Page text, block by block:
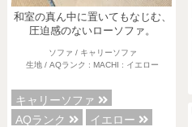
和室の真ん中に置いてもなじむ、
圧迫感のないローソファ。
ソファ / キャリーソファ
生地 / AQランク : MACHI : イエロー
キャリーソファ
AQランク
イエロー